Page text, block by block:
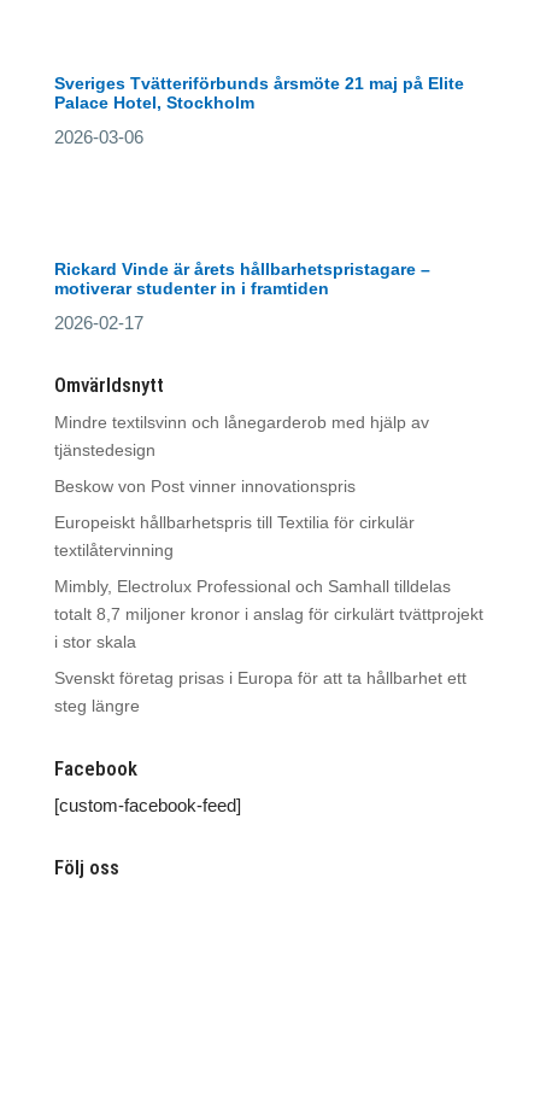
Sveriges Tvätteriförbunds årsmöte 21 maj på Elite
Palace Hotel, Stockholm
2026-03-06
Rickard Vinde är årets hållbarhetspristagare –
motiverar studenter in i framtiden
2026-02-17
Omvärldsnytt
Mindre textilsvinn och lånegarderob med hjälp av
tjänstedesign
Beskow von Post vinner innovationspris
Europeiskt hållbarhetspris till Textilia för cirkulär
textilåtervinning
Mimbly, Electrolux Professional och Samhall tilldelas
totalt 8,7 miljoner kronor i anslag för cirkulärt tvättprojekt
i stor skala
Svenskt företag prisas i Europa för att ta hållbarhet ett
steg längre
Facebook
[custom-facebook-feed]
Följ oss